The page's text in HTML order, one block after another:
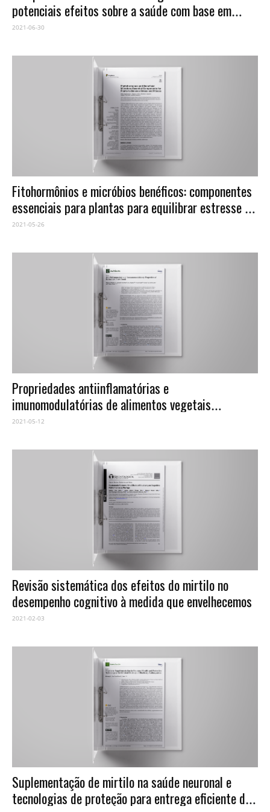
potenciais efeitos sobre a saúde com base em
estudos de intervenção humana: uma breve visão
2021-06-30
Fitohormônios e micróbios benéficos: componentes
essenciais para plantas para equilibrar estresse e
condicionamento físico
2021-05-26
Propriedades antiinflamatórias e
imunomodulatórias de alimentos vegetais
fermentados
2021-05-12
Revisão sistemática dos efeitos do mirtilo no
desempenho cognitivo à medida que envelhecemos
2021-02-03
Suplementação de mirtilo na saúde neuronal e
tecnologias de proteção para entrega eficiente de